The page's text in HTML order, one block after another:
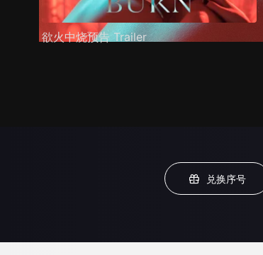
欲火中烧预告 Trailer
兑换序号